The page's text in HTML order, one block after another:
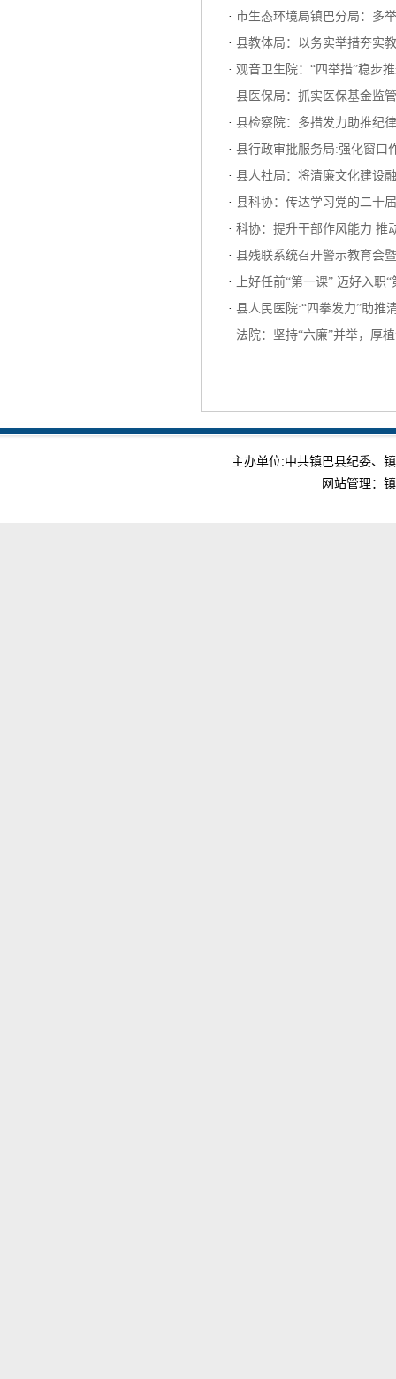
·市生态环境局镇巴分局：多
·县教体局：以务实举措夯实
· 观音卫生院：“四举措”稳步
·县医保局：抓实医保基金监
·县检察院：多措发力助推纪
·县行政审批服务局:强化窗口
·县人社局：将清廉文化建设
·县科协：传达学习党的二十
·科协：提升干部作风能力 推
·县残联系统召开警示教育会
·
上好任前“第一课” 迈好入
·县人民医院:“四拳发力”助推
· 法院：坚持“六廉”并举，厚
主办单位:中共镇巴县纪委、
网站管理：